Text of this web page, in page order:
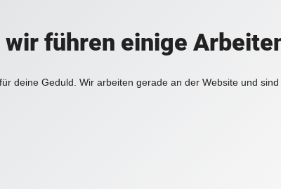
führen einige
deine Geduld. Wir arbeiten gerade an der Website und sind